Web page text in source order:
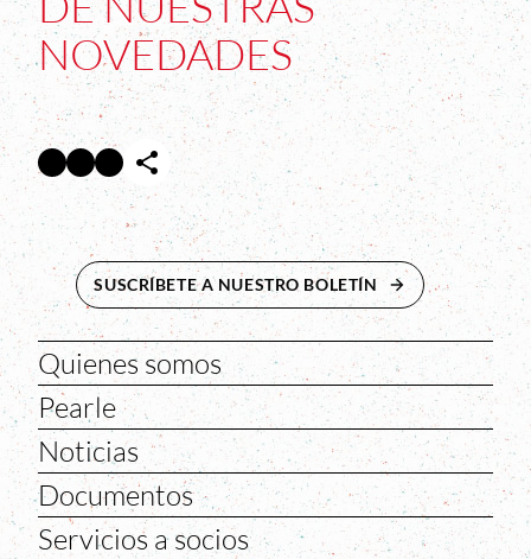
NOVEDADES
Facebook Abre en nueva ventana
Twitter Abre en nueva ventana
InstagramAbre en nueva ventana
SUSCRÍBETE A NUESTRO BOLETÍN ABRE EN NUEVA
Quienes somos
Pearle
Noticias
Documentos
Servicios a socios